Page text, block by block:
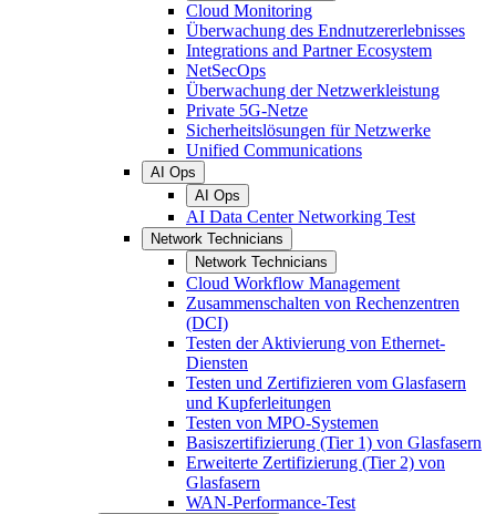
Cloud Monitoring
Überwachung des Endnutzererlebnisses
Integrations and Partner Ecosystem
NetSecOps
Überwachung der Netzwerkleistung
Private 5G-Netze
Sicherheitslösungen für Netzwerke
Unified Communications
AI Ops
AI Ops
AI Data Center Networking Test
Network Technicians
Network Technicians
Cloud Workflow Management
Zusammenschalten von Rechenzentren
(DCI)
Testen der Aktivierung von Ethernet-
Diensten
Testen und Zertifizieren vom Glasfasern
und Kupferleitungen
Testen von MPO-Systemen
Basiszertifizierung (Tier 1) von Glasfasern
Erweiterte Zertifizierung (Tier 2) von
Glasfasern
WAN-Performance-Test